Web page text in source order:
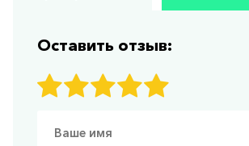
Оставить отзыв: